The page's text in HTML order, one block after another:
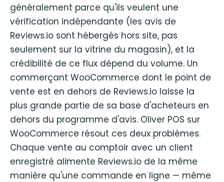
généralement parce qu'ils veulent une
vérification indépendante (les avis de
Reviews.io sont hébergés hors site, pas
seulement sur la vitrine du magasin), et la
crédibilité de ce flux dépend du volume. Un
commerçant WooCommerce dont le point de
vente est en dehors de Reviews.io laisse la
plus grande partie de sa base d'acheteurs en
dehors du programme d'avis. Oliver POS sur
WooCommerce résout ces deux problèmes.
Chaque vente au comptoir avec un client
enregistré alimente Reviews.io de la même
manière qu'une commande en ligne — même